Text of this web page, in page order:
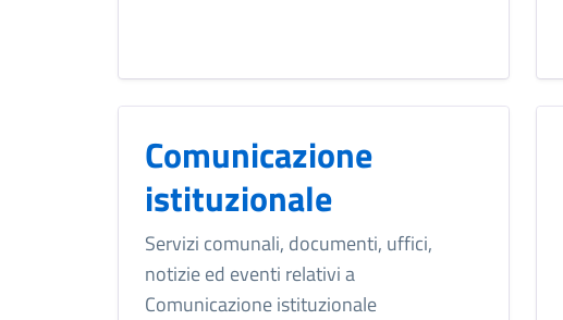
Comunicazione
istituzionale
Servizi comunali, documenti, uffici,
notizie ed eventi relativi a
Comunicazione istituzionale